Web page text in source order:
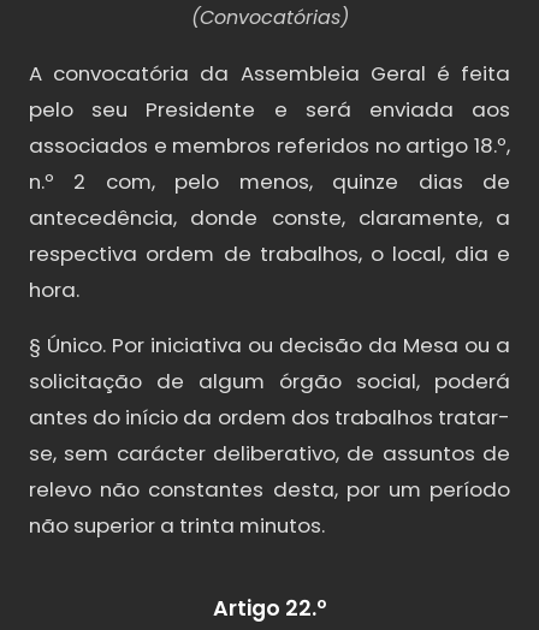
(Convocatórias)
A convocatória da Assembleia Geral é feita
pelo seu Presidente e será enviada aos
associados e membros referidos no artigo 18.º,
n.º 2 com, pelo menos, quinze dias de
antecedência, donde conste, claramente, a
respectiva ordem de trabalhos, o local, dia e
hora.
§ Único. Por iniciativa ou decisão da Mesa ou a
solicitação de algum órgão social, poderá
antes do início da ordem dos trabalhos tratar-
se, sem carácter deliberativo, de assuntos de
relevo não constantes desta, por um período
não superior a trinta minutos.
Artigo 22.º